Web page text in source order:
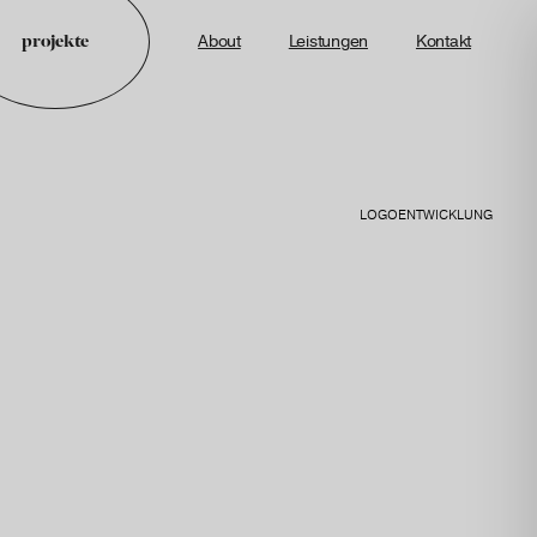
projekte About Leistungen Kontakt
LOGOENTWICKLUNG